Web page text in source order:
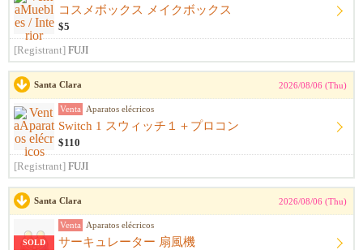
コスメボックス メイクボックス
$5
[Registrant] FUJI
Santa Clara 2026/08/06 (Thu)
Venta Aparatos elécricos
Switch 1 スウィッチ１＋プロコン
$110
[Registrant] FUJI
Santa Clara 2026/08/06 (Thu)
SOLD
Venta Aparatos elécricos
サーキュレーター 扇風機